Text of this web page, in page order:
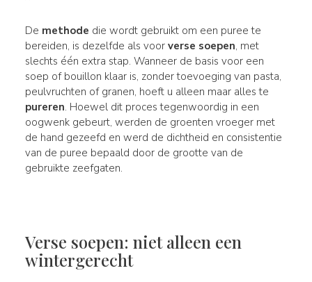
De methode die wordt gebruikt om een puree te
bereiden, is dezelfde als voor verse soepen, met
slechts één extra stap. Wanneer de basis voor een
soep of bouillon klaar is, zonder toevoeging van pasta,
peulvruchten of granen, hoeft u alleen maar alles te
pureren. Hoewel dit proces tegenwoordig in een
oogwenk gebeurt, werden de groenten vroeger met
de hand gezeefd en werd de dichtheid en consistentie
van de puree bepaald door de grootte van de
gebruikte zeefgaten.
Verse soepen: niet alleen een
wintergerecht